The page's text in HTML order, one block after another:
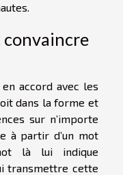
convaincre
accord avec les
dans la forme et
sur n’importe
à partir d’un mot
là lui indique
transmettre cette